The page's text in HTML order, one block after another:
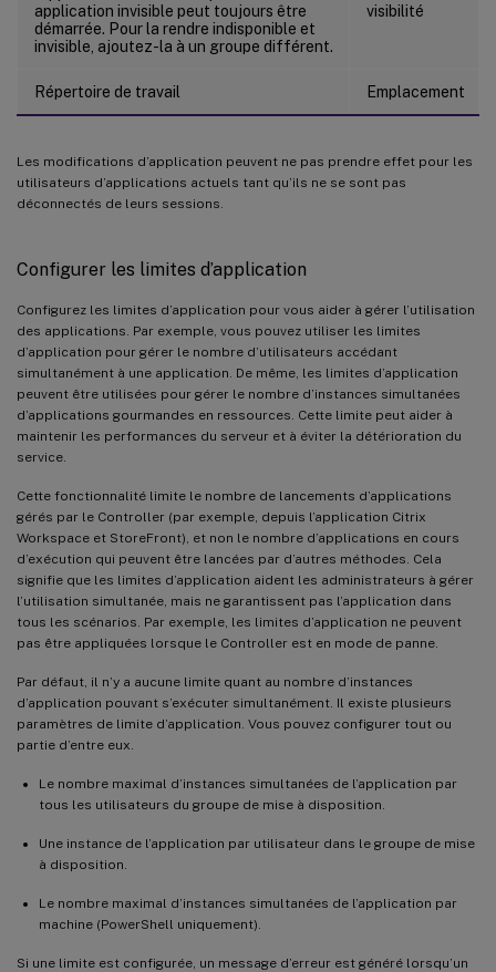
application invisible peut toujours être
démarrée. Pour la rendre indisponible et
invisible, ajoutez-la à un groupe différent.
visibilité
Répertoire de travail Emplacement
Les modifications d’application peuvent ne pas prendre effet pour les
utilisateurs d’applications actuels tant qu’ils ne se sont pas
déconnectés de leurs sessions.
Configurer les limites d’application
Configurez les limites d’application pour vous aider à gérer l’utilisation
des applications. Par exemple, vous pouvez utiliser les limites
d’application pour gérer le nombre d’utilisateurs accédant
simultanément à une application. De même, les limites d’application
peuvent être utilisées pour gérer le nombre d’instances simultanées
d’applications gourmandes en ressources. Cette limite peut aider à
maintenir les performances du serveur et à éviter la détérioration du
service.
Cette fonctionnalité limite le nombre de lancements d’applications
gérés par le Controller (par exemple, depuis l’application Citrix
Workspace et StoreFront), et non le nombre d’applications en cours
d’exécution qui peuvent être lancées par d’autres méthodes. Cela
signifie que les limites d’application aident les administrateurs à gérer
l’utilisation simultanée, mais ne garantissent pas l’application dans
tous les scénarios. Par exemple, les limites d’application ne peuvent
pas être appliquées lorsque le Controller est en mode de panne.
Par défaut, il n’y a aucune limite quant au nombre d’instances
d’application pouvant s’exécuter simultanément. Il existe plusieurs
paramètres de limite d’application. Vous pouvez configurer tout ou
partie d’entre eux.
Le nombre maximal d’instances simultanées de l’application par
tous les utilisateurs du groupe de mise à disposition.
Une instance de l’application par utilisateur dans le groupe de mise
à disposition.
Le nombre maximal d’instances simultanées de l’application par
machine (PowerShell uniquement).
Si une limite est configurée, un message d’erreur est généré lorsqu’un